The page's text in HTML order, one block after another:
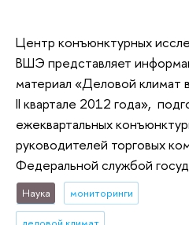
Центр конъюнктурных
ВШЭ представляет
материал «Деловой климат
II квартале 2012 года»,
ежеквартальных
руководителей торговых
Федеральной службой
Наука мониторинги